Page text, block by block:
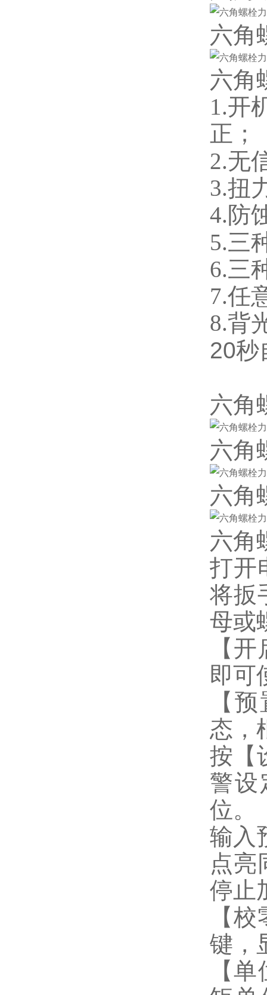
六角
六角
1.开
正；
2.无
3.扭
4.防
5.三
6.三
7.任
8.背
20秒
六角
六角
六角
六角
打开
将扳
母或
【
即可
【
态，
按【
警设
位。
输入
点亮
停止
【
键，
【